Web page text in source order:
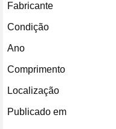
Fabricante
Condição
Ano
Comprimento
Localização
Publicado em